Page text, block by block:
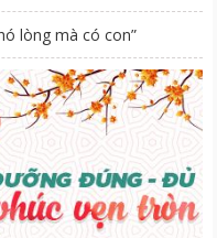
lòng mà có con”